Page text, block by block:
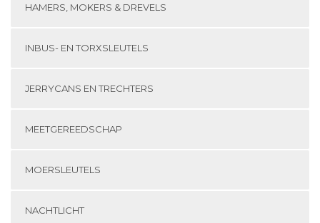
HAMERS, MOKERS & DREVELS
INBUS- EN TORXSLEUTELS
JERRYCANS EN TRECHTERS
MEETGEREEDSCHAP
MOERSLEUTELS
NACHTLICHT